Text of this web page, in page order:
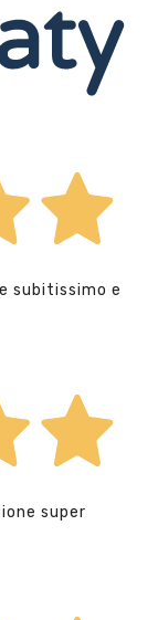
subitissimo e
super